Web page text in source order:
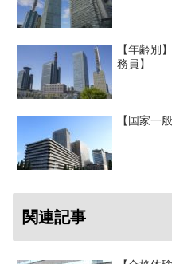
【年齢別
務員】
【国家一
関連記事